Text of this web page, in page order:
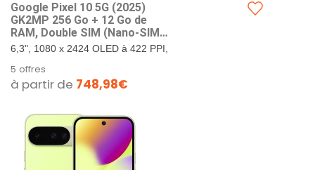
Google Pixel ​10 5G (202​5)
GK2MP 256 Go + 12 Go de
RAM, Double SIM (Nano-SIM,
eSIM), Android 1​6 débloqué
en Usine Smartpho ne (Givre)
6,3", 1080 x 2424 OLED à 422 PPI,
2. 256 Go de stockage + 12 Go de
RAM. Google...
5 offres
à partir de 748,98€